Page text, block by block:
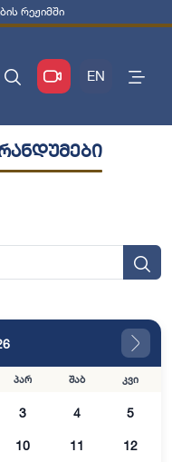
რეჟიმში
EN
პარ შაბ კვი
3 4 5
10 11 12